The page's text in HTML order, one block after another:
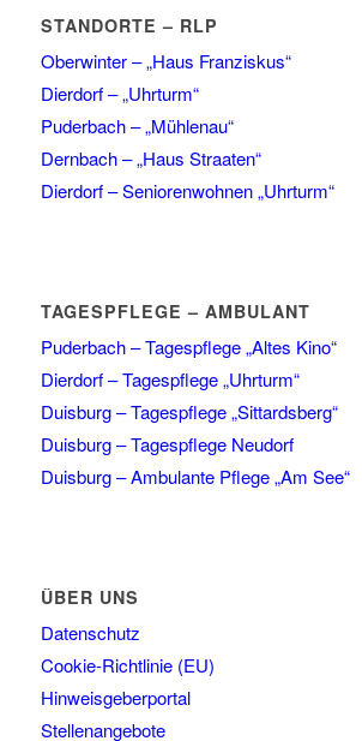
STANDORTE – RLP
Oberwinter – „Haus Franziskus“
Dierdorf – „Uhrturm“
Puderbach – „Mühlenau“
Dernbach – „Haus Straaten“
Dierdorf – Seniorenwohnen „Uhrturm“
TAGESPFLEGE – AMBULANT
Puderbach – Tagespflege „Altes Kino“
Dierdorf – Tagespflege „Uhrturm“
Duisburg – Tagespflege „Sittardsberg“
Duisburg – Tagespflege Neudorf
Duisburg – Ambulante Pflege „Am See“
ÜBER UNS
Datenschutz
Cookie-Richtlinie (EU)
Hinweisgeberportal
Stellenangebote